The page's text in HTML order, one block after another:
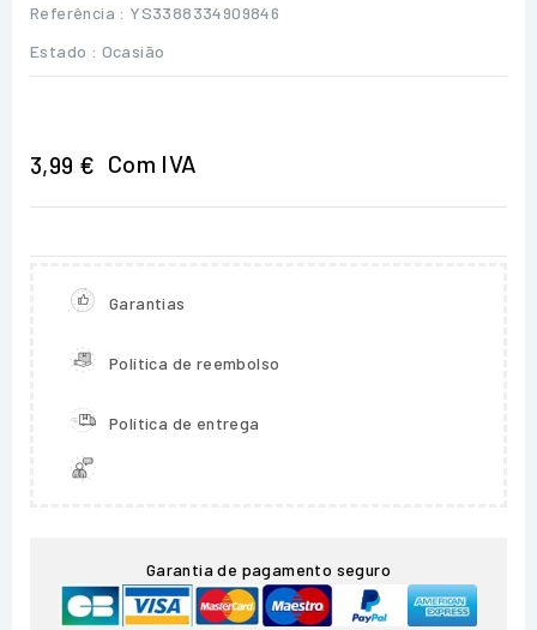
Referência : YS3388334909846
Estado : Ocasião
3,99 € Com IVA
Garantias
Política de reembolso
Política de entrega
Garantia de pagamento seguro